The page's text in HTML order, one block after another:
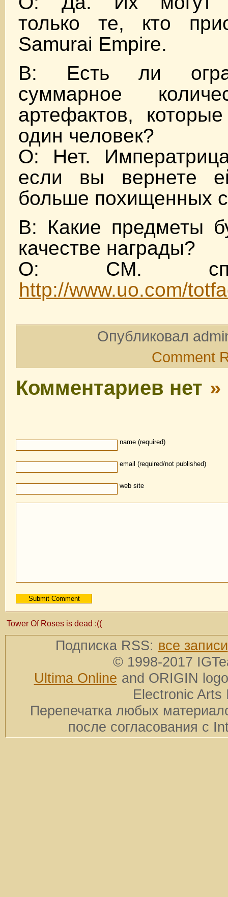
только те, кто
Samurai Empire.
В: Есть ли
суммарное
артефактов,
один человек?
О: Нет.
если вы вернете
больше похищенных
В: Какие предметы
качестве награды?
О: СМ.
http://www.uo.com/
Опубликовал
Comment
Комментариев нет »
name (required)
email (required/not published)
web site
Tower Of Roses is dead :((
Подписка RSS: все записи
© 1998-2017
Ultima Online and ORIGIN
Electronic Arts
Перепечатка любых
после согласования с